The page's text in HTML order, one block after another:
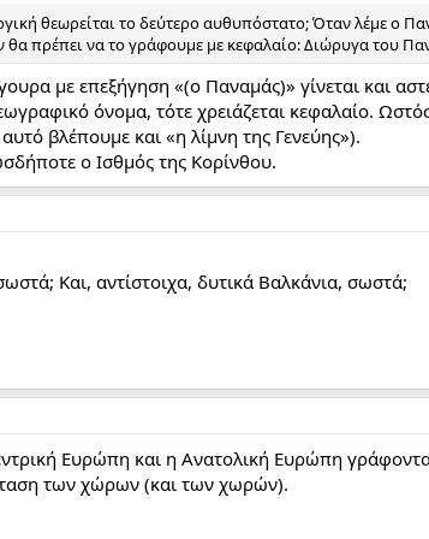
θεωρείται το δεύτερο αυθυπόστατο; Όταν λέμε ο
πρέπει να το γράφουμε με κεφαλαίο: Διώρυγα του
με επεξήγηση «(ο Παναμάς)» γίνεται και
όνομα, τότε χρειάζεται κεφαλαίο.
βλέπουμε και «η λίμνη της Γενεύης»).
ο Ισθμός της Κορίνθου.
Και, αντίστοιχα, δυτικά Βαλκάνια, σωστά;
Ευρώπη και η Ανατολική Ευρώπη
των χώρων (και των χωρών).